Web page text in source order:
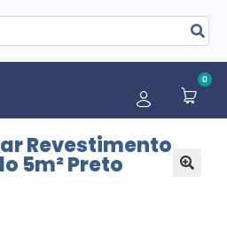
0
Revestimento
5m² Preto